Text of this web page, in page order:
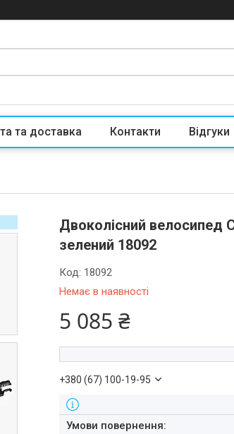
та доставка Контакти Відгуки
Двоколісний велосипед
зелений 18092
Немає в наявності
Код: 18092
5 085 ₴
+380 (67) 100-19-95